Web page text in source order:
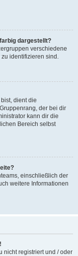
dargestellt?
verschiedene
identifizieren sind.
dient die
der bei dir
kann dir die
Bereich selbst
einschließlich der
weitere Informationen
nicht registriert und / oder